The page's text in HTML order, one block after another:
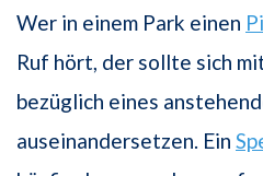
Wer in einem Park einen
Ruf hört, der sollte sich
bezüglich eines
auseinandersetzen. Ein